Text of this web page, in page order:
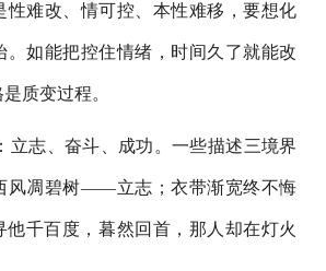
性难改、情可控、本性难移，要想化
。如能把控住情绪，时间久了就能改
质变过程。
立志、奋斗、成功。一些描述三境界
风凋碧树——立志；衣带渐宽终不悔
千百度，暮然回首，那人却在灯火